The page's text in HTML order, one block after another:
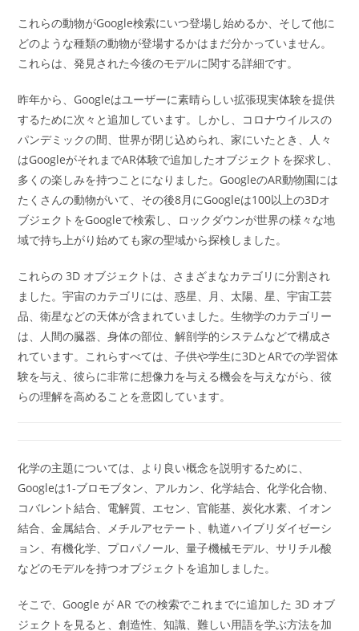
これらの動物がGoogle検索にいつ登場し始めるか、そして他に
どのような種類の動物が登場するかはまだ分かっていません。
これらは、発見された今後のモデルに関する詳細です。
昨年から、Googleはユーザーに素晴らしい拡張現実体験を提供
するために次々と追加しています。しかし、コロナウイルスの
パンデミックの間、世界が閉じ込められ、家にいたとき、人々
はGoogleがそれまでAR体験で追加したオブジェクトを探求し、
多くの楽しみを持つことになりました。GoogleのAR動物園には
たくさんの動物がいて、その後8月にGoogleは100以上の3Dオ
ブジェクトをGoogleで検索し、ロックダウンが世界の様々な地
域で持ち上がり始めても家の聖域から探検しました。
これらの 3D オブジェクトは、さまざまなカテゴリに分割され
ました。宇宙のカテゴリには、惑星、月、太陽、星、宇宙工芸
品、衛星などの天体が含まれていました。生物学のカテゴリー
は、人間の臓器、身体の部位、解剖学的システムなどで構成さ
れています。これらすべては、子供や学生に3DとARでの学習体
験を与え、彼らに非常に想像力を与える機会を与えながら、彼
らの理解を高めることを意図しています。
化学の主題については、より良い概念を説明するために、
Googleは1-ブロモブタン、アルカン、化学結合、化学化合物、
コバレント結合、電解質、エセン、官能基、炭化水素、イオン
結合、金属結合、メチルアセテート、軌道ハイブリダイゼーシ
ョン、有機化学、プロパノール、量子機械モデル、サリチル酸
などのモデルを持つオブジェクトを追加しました。
そこで、Google が AR での検索でこれまでに追加した 3D オブ
ジェクトを見ると、創造性、知識、難しい用語を学ぶ方法を加